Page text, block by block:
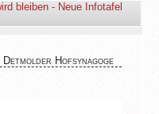
bleiben - Neue Infotafel
Detmolder Hofsynagoge